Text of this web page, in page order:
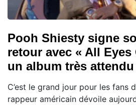
Pooh Shiesty signe
retour avec « All Eyes
un album très attendu
C’est le grand jour pour les fans
rappeur américain dévoile